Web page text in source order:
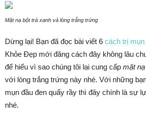
Mặt nạ bột trà xanh và lòng trắng trứng
Dừng lại! Bạn đã đọc bài viết 6 cách trị
Khỏe Đẹp mới đăng cách đây không lâu
để hiểu vì sao chúng tôi lại cung cấp mặt
với lòng trắng trứng này nhé. Với những
mụn đầu đen quấy rầy thì đây chính là sự
nhé.